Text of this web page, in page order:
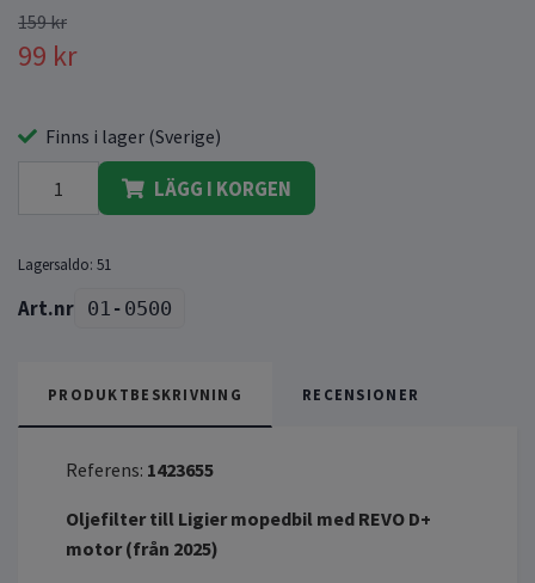
159 kr
99 kr
Finns i lager (Sverige)
LÄGG I KORGEN
Lagersaldo: 51
01-0500
PRODUKTBESKRIVNING RECENSIONER
Referens: 1423655
Oljefilter till Ligier mopedbil med REVO D+
motor (från 2025)